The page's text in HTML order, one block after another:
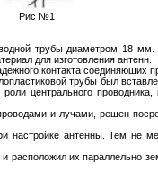
Рис №1
трубы диаметром 18
для изготовления антенн.
контакта
трубы был
центрального проводника,
и лучами, решен
настройке антенны. Тем не
их параллельно